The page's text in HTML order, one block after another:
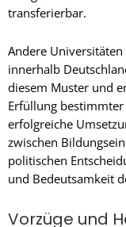
transferierbar.
Andere
innerhalb
diesem Muster und
Erfüllung
erfolgreiche
zwischen
politischen
und Bedeutsamkeit
Vorzüge und